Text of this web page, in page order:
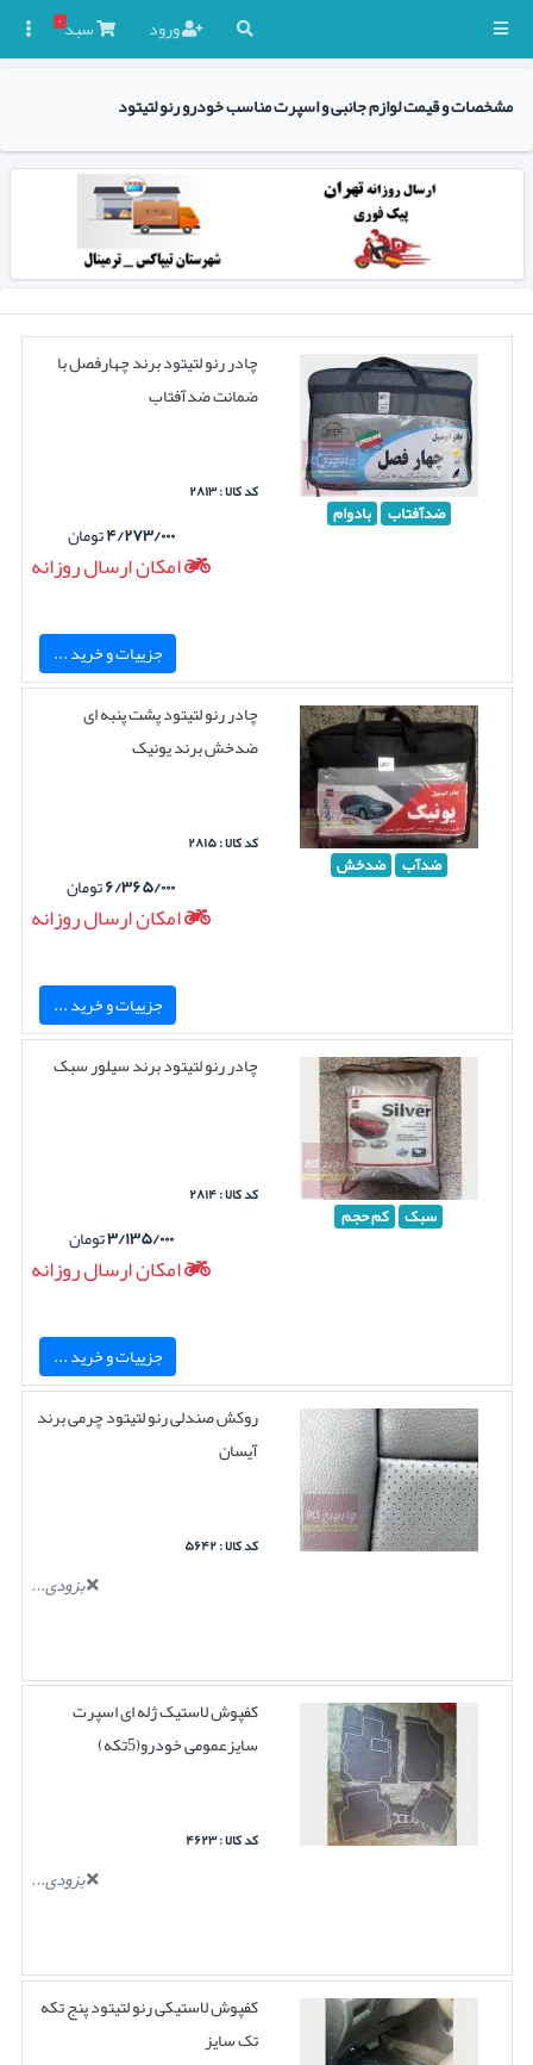
ورود سبد۰
مشخصات و قیمت لوازم جانبی و اسپرت مناسب خودرو رنو لتیتود
ضدآفتاب بادوام
چادر رنو لتیتود برند چهارفصل با
ضمانت ضدآفتاب
کد کالا : ۲۸۱۳
۴/۲۷۳/۰۰۰تومان
امکان ارسال روزانه
جزییات و خرید ...
ضدآب ضدخش
چادر رنو لتیتود پشت پنبه ای
ضدخش برند یونیک
کد کالا : ۲۸۱۵
۶/۳۶۵/۰۰۰تومان
امکان ارسال روزانه
جزییات و خرید ...
سبک کم حجم
چادر رنو لتیتود برند سیلور سبک
کد کالا : ۲۸۱۴
۳/۱۳۵/۰۰۰تومان
امکان ارسال روزانه
جزییات و خرید ...
روکش صندلی رنو لتیتود چرمی برند
آیسان
کد کالا : ۵۶۴۲
بزودی...
کفپوش لاستیک ژله ای اسپرت
سایزعمومی خودرو(5تکه)
کد کالا : ۴۶۲۳
بزودی...
کفپوش لاستیکی رنو لتیتود پنج تکه
تک سایز